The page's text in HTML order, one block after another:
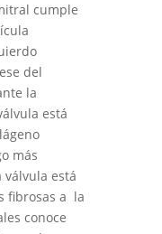
cumple
del
la
está
más
está
fibrosas a la
conoce